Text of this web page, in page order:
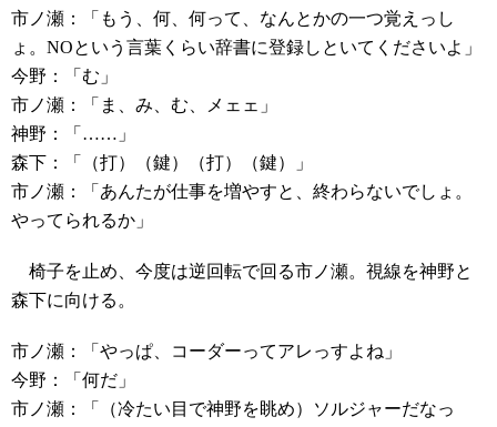
市ノ瀬：「もう、何、何って、なんとかの一つ覚えっし
ょ。NOという言葉くらい辞書に登録しといてくださいよ」
今野：「む」
市ノ瀬：「ま、み、む、メェェ」
神野：「……」
森下：「（打）（鍵）（打）（鍵）」
市ノ瀬：「あんたが仕事を増やすと、終わらないでしょ。
やってられるか」
椅子を止め、今度は逆回転で回る市ノ瀬。視線を神野と
森下に向ける。
市ノ瀬：「やっぱ、コーダーってアレっすよね」
今野：「何だ」
市ノ瀬：「（冷たい目で神野を眺め）ソルジャーだなっ